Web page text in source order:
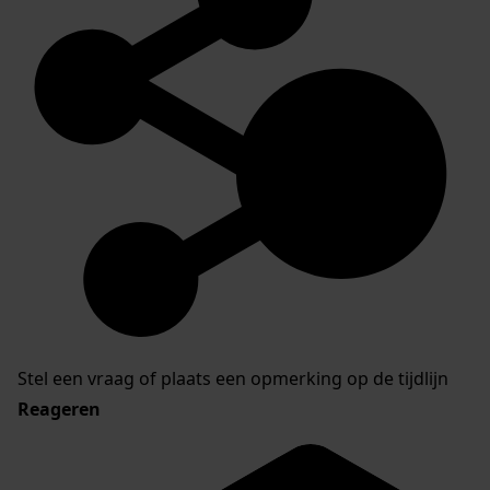
Stel een vraag of plaats een opmerking op de tijdlijn
Reageren